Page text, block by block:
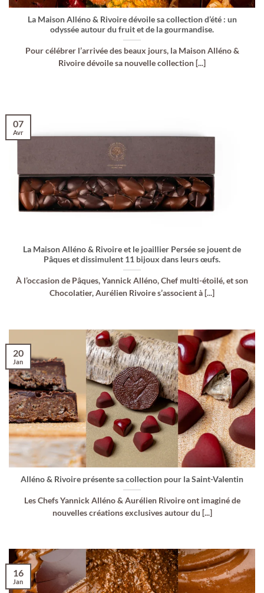
La Maison Alléno & Rivoire dévoile sa collection d’été : un
odyssée autour du fruit et de la gourmandise.
Pour célébrer l’arrivée des beaux jours, la Maison Alléno &
Rivoire dévoile sa nouvelle collection [...]
La Maison Alléno & Rivoire et le joaillier Persée se jouent de
Pâques et dissimulent 11 bijoux dans leurs œufs.
À l’occasion de Pâques, Yannick Alléno, Chef multi-étoilé, et son
Chocolatier, Aurélien Rivoire s’associent à [...]
07
Avr
Alléno & Rivoire présente sa collection pour la Saint-Valentin
Les Chefs Yannick Alléno & Aurélien Rivoire ont imaginé de
nouvelles créations exclusives autour du [...]
20
Jan
16
Jan